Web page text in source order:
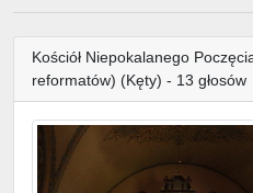
Kościół Niepokalanego
reformatów) (Kęty) - 13 głosów